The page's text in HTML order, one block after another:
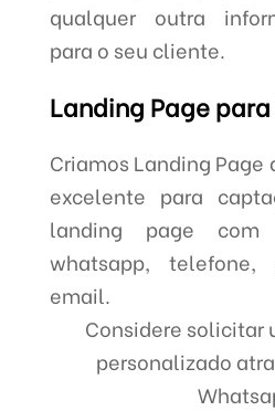
qualquer outra
para o seu cliente.
Landing Page
Criamos Landing Page
excelente para
landing page
whatsapp,
email.
Considere solicitar
personalizado